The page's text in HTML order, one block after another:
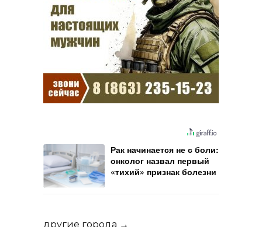
Рак начинается не с боли:
онколог назвал первый
«тихий» признак болезни
другие города →